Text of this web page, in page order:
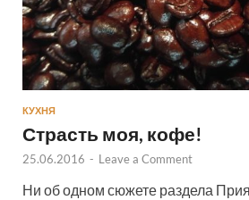
КУХНЯ
Страсть моя, кофе!
25.06.2016 - Leave a Comment
Ни об одном сюжете раздела